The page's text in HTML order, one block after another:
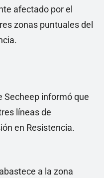
afectado por el
zonas puntuales del
Secheep informó que
líneas de
en Resistencia.
a la zona